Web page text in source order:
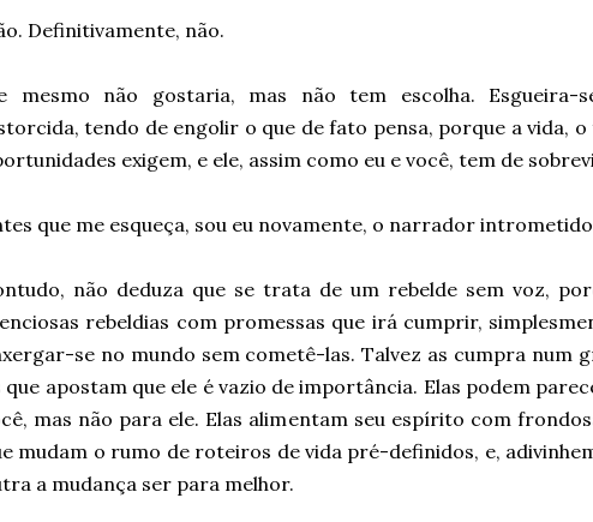
Definitivamente, não.
mesmo não gostaria, mas não tem escolha. Esgueira-
tendo de engolir o que de fato pensa, porque a vida, o
exigem, e ele, assim como eu e você, tem de
que me esqueça, sou eu novamente, o narrador
não deduza que se trata de um rebelde sem voz,
rebeldias com promessas que irá cumprir,
se no mundo sem cometê-las. Talvez as cumpra num
que apostam que ele é vazio de importância. Elas podem
mas não para ele. Elas alimentam seu espírito com
mudam o rumo de roteiros de vida pré-definidos, e,
a mudança ser para melhor.